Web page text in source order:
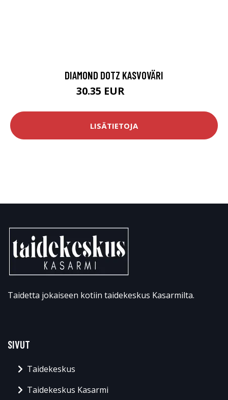
DIAMOND DOTZ KASVOVÄRI
30.35 EUR
LISÄTIETOJA
Taidetta jokaiseen kotiin taidekeskus Kasarmilta.
SIVUT
Taidekeskus
Taidekeskus Kasarmi